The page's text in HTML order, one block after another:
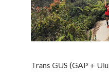
Trans GUS (GAP +